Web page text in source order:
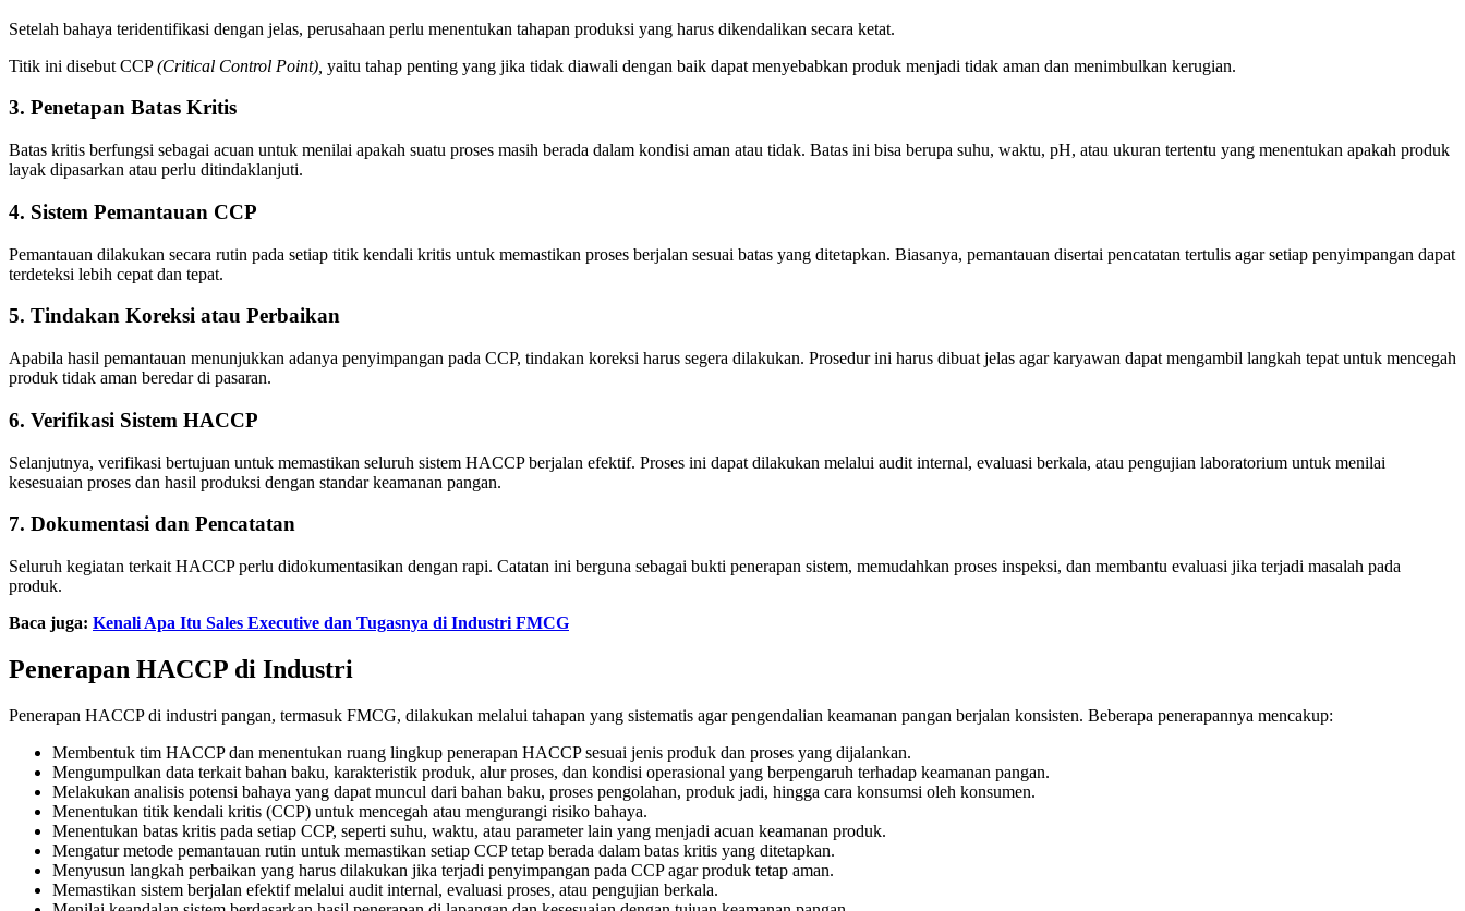
Setelah bahaya teridentifikasi dengan jelas, perusahaan perlu menentukan tahapan produksi yang harus dikendalikan secara ketat.
Titik ini disebut CCP(Critical Control Point), yaitu tahap penting yang jika tidak diawali dengan baik dapat menyebabkan produk menjadi tidak aman dan menimbulkan kerugian.
3. Penetapan Batas Kritis
Batas kritis berfungsi sebagai acuan untuk menilai apakah suatu proses masih berada dalam kondisi aman atau tidak. Batas ini bisa berupa suhu, waktu, pH, atau ukuran tertentu yang menentukan apakah produk
layak dipasarkan atau perlu ditindaklanjuti.
4. Sistem Pemantauan CCP
Pemantauan dilakukan secara rutin pada setiap titik kendali kritis untuk memastikan proses berjalan sesuai batas yang ditetapkan. Biasanya, pemantauan disertai pencatatan tertulis agar setiap penyimpangan dapat
terdeteksi lebih cepat dan tepat.
5. Tindakan Koreksi atau Perbaikan
Apabila hasil pemantauan menunjukkan adanya penyimpangan pada CCP, tindakan koreksi harus segera dilakukan. Prosedur ini harus dibuat jelas agar karyawan dapat mengambil langkah tepat untuk mencegah
produk tidak aman beredar di pasaran.
6. Verifikasi Sistem HACCP
Selanjutnya, verifikasi bertujuan untuk memastikan seluruh sistem HACCP berjalan efektif. Proses ini dapat dilakukan melalui audit internal, evaluasi berkala, atau pengujian laboratorium untuk menilai
kesesuaian proses dan hasil produksi dengan standar keamanan pangan.
7. Dokumentasi dan Pencatatan
Seluruh kegiatan terkait HACCP perlu didokumentasikan dengan rapi. Catatan ini berguna sebagai bukti penerapan sistem, memudahkan proses inspeksi, dan membantu evaluasi jika terjadi masalah pada
produk.
Baca juga: Kenali Apa Itu Sales Executive dan Tugasnya di Industri FMCG
Penerapan HACCP di Industri
Penerapan HACCP di industri pangan, termasuk FMCG, dilakukan melalui tahapan yang sistematis agar pengendalian keamanan pangan berjalan konsisten. Beberapa penerapannya mencakup:
Membentuk tim HACCP dan menentukan ruang lingkup penerapan HACCP sesuai jenis produk dan proses yang dijalankan.
Mengumpulkan data terkait bahan baku, karakteristik produk, alur proses, dan kondisi operasional yang berpengaruh terhadap keamanan pangan.
Melakukan analisis potensi bahaya yang dapat muncul dari bahan baku, proses pengolahan, produk jadi, hingga cara konsumsi oleh konsumen.
Menentukan titik kendali kritis (CCP) untuk mencegah atau mengurangi risiko bahaya.
Menentukan batas kritis pada setiap CCP, seperti suhu, waktu, atau parameter lain yang menjadi acuan keamanan produk.
Mengatur metode pemantauan rutin untuk memastikan setiap CCP tetap berada dalam batas kritis yang ditetapkan.
Menyusun langkah perbaikan yang harus dilakukan jika terjadi penyimpangan pada CCP agar produk tetap aman.
Memastikan sistem berjalan efektif melalui audit internal, evaluasi proses, atau pengujian berkala.